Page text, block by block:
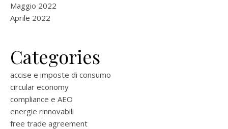
Maggio 2022
Aprile 2022
Categories
accise e imposte di consumo
circular economy
compliance e AEO
energie rinnovabili
free trade agreement